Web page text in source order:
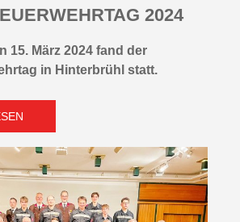
2024
15. März 2024 fand der
in Hinterbrühl statt.